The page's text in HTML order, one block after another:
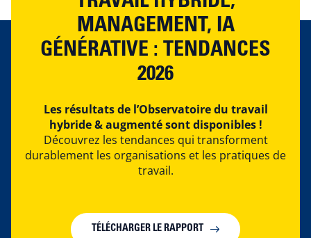
MANAGEMENT, IA
GÉNÉRATIVE : TENDANCES
2026
Les résultats de l’Observatoire du travail
hybride & augmenté sont disponibles !
Découvrez les tendances qui transforment
durablement les organisations et les pratiques de
travail.
TÉLÉCHARGER LE RAPPORT